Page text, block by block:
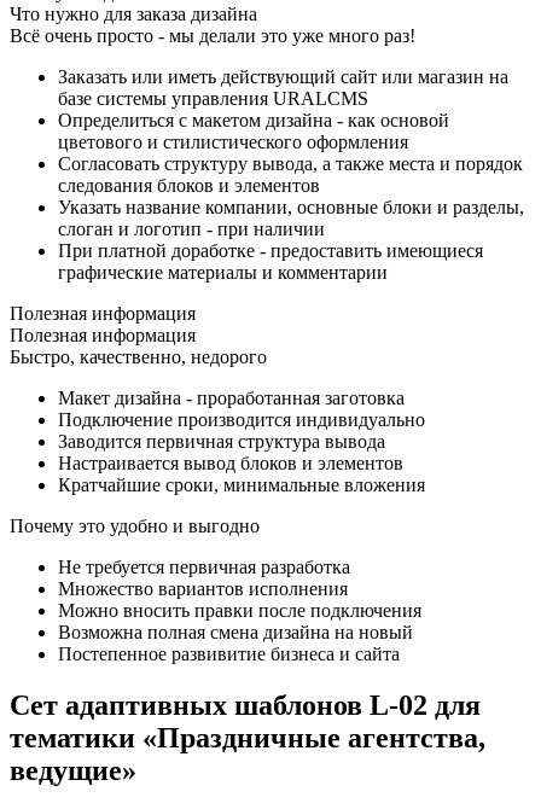
Что нужно для заказа дизайна
Всё очень просто - мы делали это уже много раз!
Заказать или иметь действующий сайт или магазин на
базе системы управления URALCMS
Определиться с макетом дизайна - как основой
цветового и стилистического оформления
Согласовать структуру вывода, а также места и порядок
следования блоков и элементов
Указать название компании, основные блоки и разделы,
слоган и логотип - при наличии
При платной доработке - предоставить имеющиеся
графические материалы и комментарии
Полезная информация
Полезная информация
Быстро, качественно, недорого
Макет дизайна - проработанная заготовка
Подключение производится индивидуально
Заводится первичная структура вывода
Настраивается вывод блоков и элементов
Кратчайшие сроки, минимальные вложения
Почему это удобно и выгодно
Не требуется первичная разработка
Множество вариантов исполнения
Можно вносить правки после подключения
Возможна полная смена дизайна на новый
Постепенное развивитие бизнеса и сайта
Сет адаптивных шаблонов L-02 для
тематики «Праздничные агентства,
ведущие»